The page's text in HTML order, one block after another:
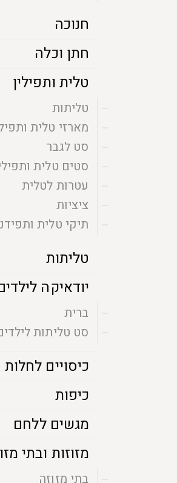
חנוכה
חתן וכלה
טלית ותפילין
טליתות
מארזי טלית
סט לגבר
סטים טלית
עטרות לטלית
ציציות
תיקי טלית
טליתות
יודאיקה
ברית
סט טליתות
כיסויים לחלות
כיפות
מגשים ללחם
מזוזות ובתי
בתי מזוזה